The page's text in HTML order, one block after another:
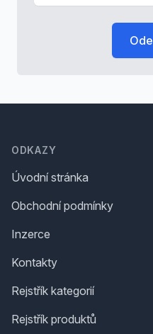
ODKAZY
Úvodní stránka
Obchodní podmínky
Inzerce
Kontakty
Rejstřík kategorií
Rejstřík produktů